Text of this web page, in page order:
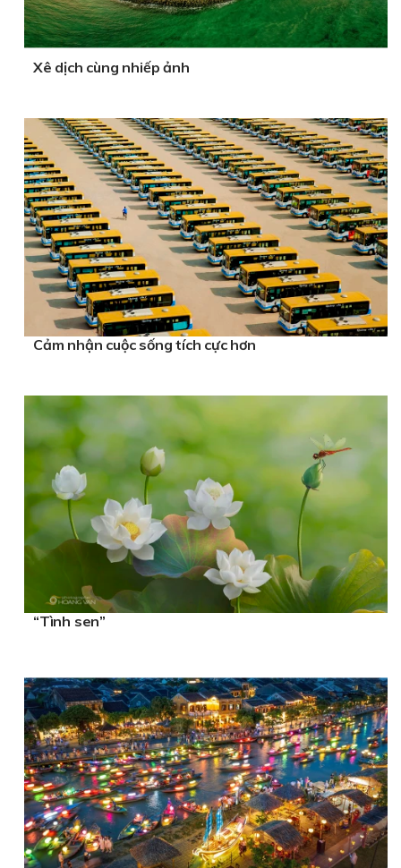
Xê dịch cùng nhiếp ảnh
Cảm nhận cuộc sống tích cực hơn
“Tình sen”